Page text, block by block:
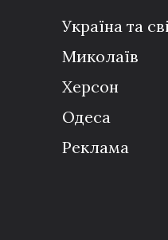
Україна та
Миколаїв
Херсон
Одеса
Реклама